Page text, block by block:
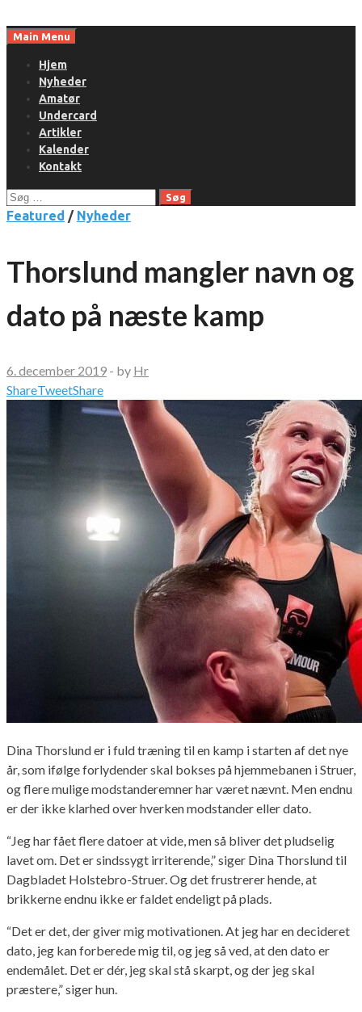
toMain Menu
Hjem
Nyheder
Amatør
Undercard
Artikler
Kalender
Kontakt
Søg
efter:
Featured / Nyheder
Thorslund mangler navn og
dato på næste kamp
6. december 2019 - by Hr
ShareTweetShare
Dina Thorslund er i fuld træning til en kamp i starten af det nye
år, som ifølge forlydender skal bokses på hjemmebanen i Struer,
og flere mulige modstanderemner har været nævnt. Men endnu
er der ikke klarhed over hverken modstander eller dato.
“Jeg har fået flere datoer at vide, men så bliver det pludselig
lavet om. Det er sindssygt irriterende,” siger Dina Thorslund til
Dagbladet Holstebro-Struer. Og det frustrerer hende, at
brikkerne endnu ikke er faldet endeligt på plads.
“Det er det, der giver mig motivationen. At jeg har en decideret
dato, jeg kan forberede mig til, og jeg så ved, at den dato er
endemålet. Det er dér, jeg skal stå skarpt, og der jeg skal
præstere,” siger hun.